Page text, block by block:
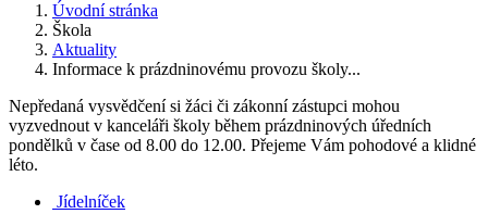
Úvodní stránka
Škola
Aktuality
Informace k prázdninovému provozu školy...
Nepředaná vysvědčení si žáci či zákonní zástupci mohou
vyzvednout v kanceláři školy během prázdninových úředních
pondělků v čase od 8.00 do 12.00. Přejeme Vám pohodové a klidné
léto.
Jídelníček